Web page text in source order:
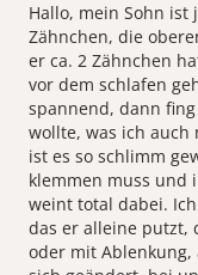
Hallo, mein Sohn
Zähnchen, die
er ca. 2 Zähnchen
vor dem schlafen
spannend, dann
wollte, was ich auch
ist es so schlimm
klemmen muss und
weint total dabei.
das er alleine putzt,
oder mit